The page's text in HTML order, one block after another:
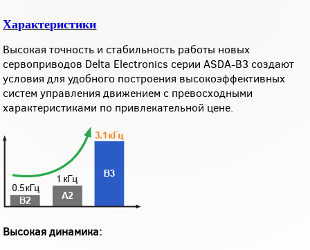
Характеристики
Высокая точность и стабильность работы новых
сервоприводов Delta Electronics серии ASDA-B3 создают
условия для удобного построения высокоэффективных
систем управления движением с превосходными
характеристиками по привлекательной цене.
Высокая динамика: